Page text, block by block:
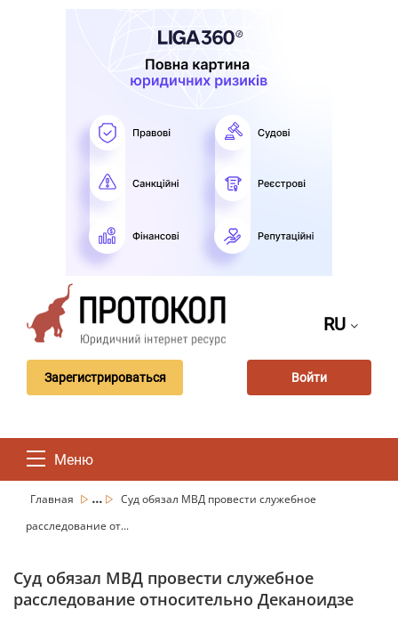
RU
Зарегистрироваться Войти
Меню
Главная ...
Суд обязал МВД провести служебное
расследование от...
Суд обязал МВД провести служебное
расследование относительно Деканоидзе